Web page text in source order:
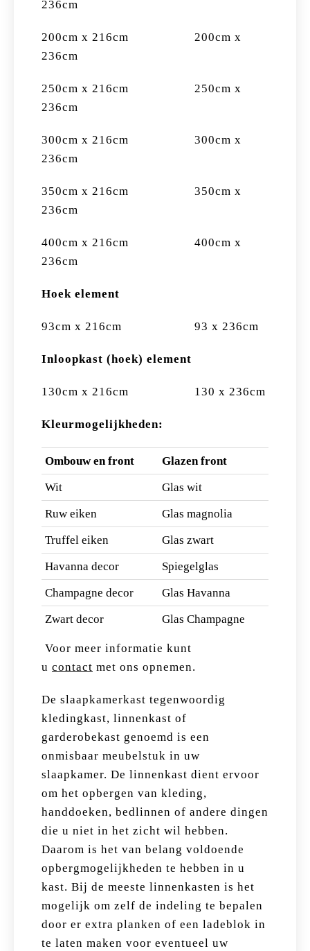
236cm
200cm x 216cm 200cm x
236cm
250cm x 216cm 250cm x
236cm
300cm x 216cm 300cm x
236cm
350cm x 216cm 350cm x
236cm
400cm x 216cm 400cm x
236cm
Hoek element
93cm x 216cm 93 x 236cm
Inloopkast (hoek) element
130cm x 216cm 130 x 236cm
Kleurmogelijkheden:
Ombouw en front
Glazen front
Wit
Glas wit
Ruw eiken
Glas magnolia
Truffel eiken
Glas zwart
Havanna decor
Spiegelglas
Champagne decor
Glas Havanna
Zwart decor
Glas Champagne
Voor meer informatie kunt
u contact met ons opnemen.
De slaapkamerkast tegenwoordig
kledingkast, linnenkast of
garderobekast genoemd is een
onmisbaar meubelstuk in uw
slaapkamer. De linnenkast dient ervoor
om het opbergen van kleding,
handdoeken, bedlinnen of andere dingen
die u niet in het zicht wil hebben.
Daarom is het van belang voldoende
opbergmogelijkheden te hebben in u
kast. Bij de meeste linnenkasten is het
mogelijk om zelf de indeling te bepalen
door er extra planken of een ladeblok in
te laten maken voor eventueel uw